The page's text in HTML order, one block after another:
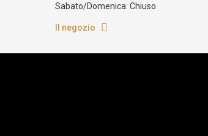
Sabato/Domenica: Chiuso
Il negozio